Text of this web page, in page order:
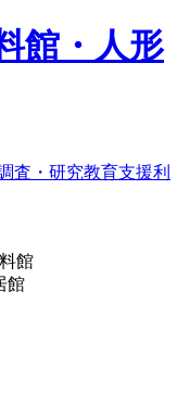
館・人形
査・研究教育支援利
館
館